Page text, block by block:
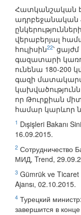
Հատկանշական
ադրբեջանական
վերաբերյալ
հուլիսին22՝
գազատարի
ունենա 180-200
գազի
որ Թուրքիան
համար կարևոր
1 Dışişleri Bakanı
16.09.2015.
2 Сотрудничество
МИД, Trend,
3 Gümrük ve Ticaret
Ajansı, 02.10.2015.
4 Турецкий
завершится в